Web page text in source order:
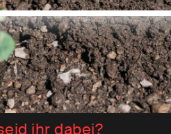
ihr dabei?